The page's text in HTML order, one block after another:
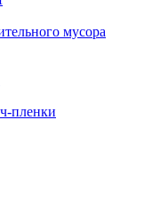
мусора
пленки